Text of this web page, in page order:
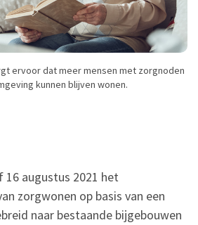
ervoor dat meer mensen met zorgnoden
kunnen blijven wonen.
augustus 2021 het
zorgwonen op basis van een
naar bestaande bijgebouwen